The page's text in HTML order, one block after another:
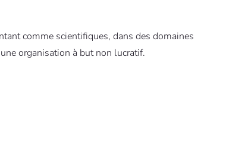
comme scientifiques, dans des domaines
organisation à but non lucratif.